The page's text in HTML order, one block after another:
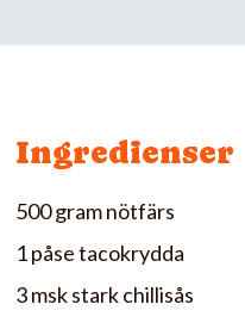
Ingredienser
500 gram nötfärs
1 påse tacokrydda
3 msk stark chillisås